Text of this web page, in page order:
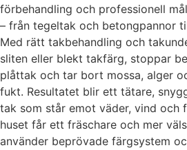
förbehandling och professionell
– från tegeltak och betongpannor
Med rätt takbehandling och
sliten eller blekt takfärg, stoppar
plåttak och tar bort mossa, alger
fukt. Resultatet blir ett tätare,
tak som står emot väder, vind och
huset får ett fräschare och mer
använder beprövade färgsystem